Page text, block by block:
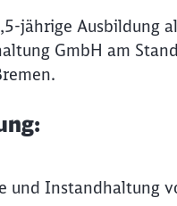
jährige Ausbildung
GmbH am
und Instandhaltung